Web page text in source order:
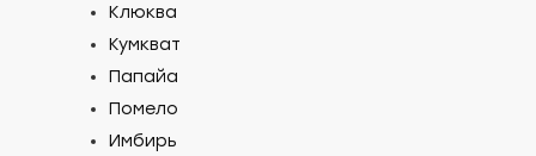
Клюква
Кумкват
Папайа
Помело
Имбирь